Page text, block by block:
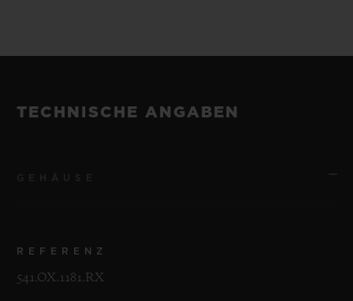
TECHNISCHE ANGABEN
REFERENZ
541.OX.1181.RX